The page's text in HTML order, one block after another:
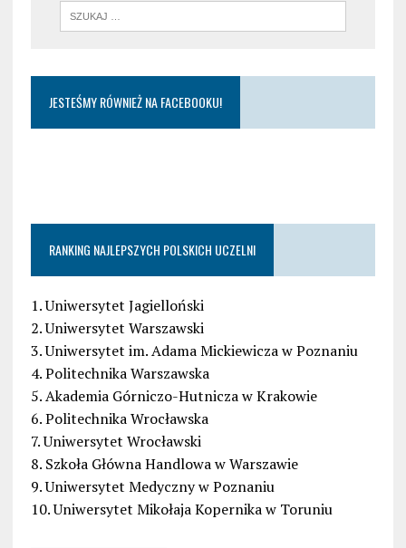
JESTEŚMY RÓWNIEŻ NA FACEBOOKU!
RANKING NAJLEPSZYCH POLSKICH UCZELNI
1. Uniwersytet Jagielloński
2. Uniwersytet Warszawski
3. Uniwersytet im. Adama Mickiewicza w Poznaniu
4. Politechnika Warszawska
5. Akademia Górniczo-Hutnicza w Krakowie
6. Politechnika Wrocławska
7. Uniwersytet Wrocławski
8. Szkoła Główna Handlowa w Warszawie
9. Uniwersytet Medyczny w Poznaniu
10. Uniwersytet Mikołaja Kopernika w Toruniu